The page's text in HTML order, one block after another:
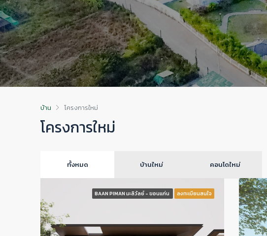
บ้าน โครงการใหม่
โครงการใหม่
ทั้งหมด บ้านใหม่ คอนโดใหม่
BAAN PIMAN มะลิวัลย์ - ขอนแก่น ลงทะเบียนสนใจ